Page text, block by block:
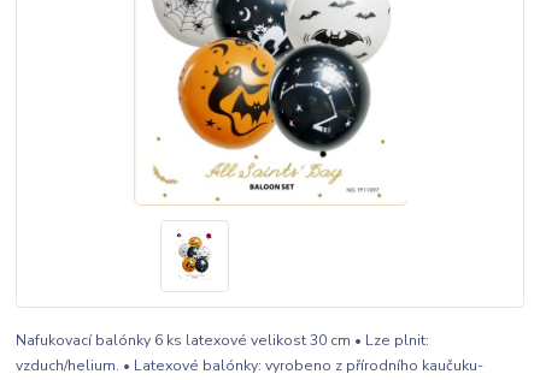
Nafukovací balónky 6 ks latexové velikost 30 cm • Lze plnit:
vzduch/helium. • Latexové balónky: vyrobeno z přírodního kaučuku-